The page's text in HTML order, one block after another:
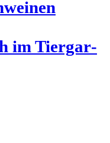
im Tier­gar­